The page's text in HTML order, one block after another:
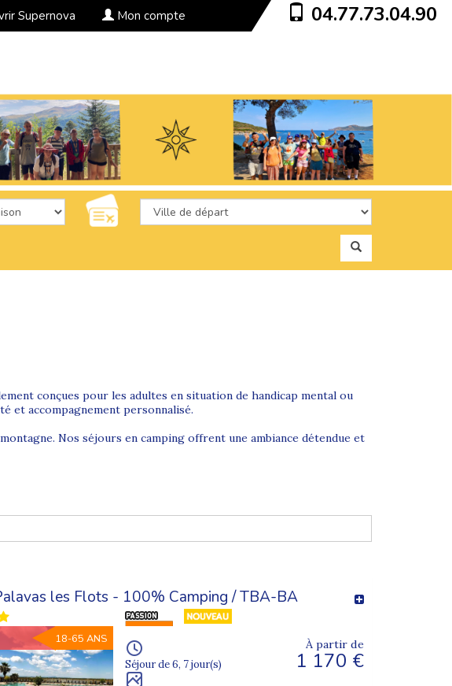
Supernova Mon compte 04.77.73.04.90
conçues pour les adultes en situation de handicap mental ou
et accompagnement personnalisé.
Nos séjours en camping offrent une ambiance détendue et
jeux en extérieur, visites locales… Chaque programme est
profitant d’une vraie sensation de liberté. Une expérience idéale
Hébergements confortables, petits groupes, accompagnement
les Flots - 100% Camping / TBA-BA
18-65 ANS
Séjour de 6, 7 jour(s)
À partir de
1 170 €